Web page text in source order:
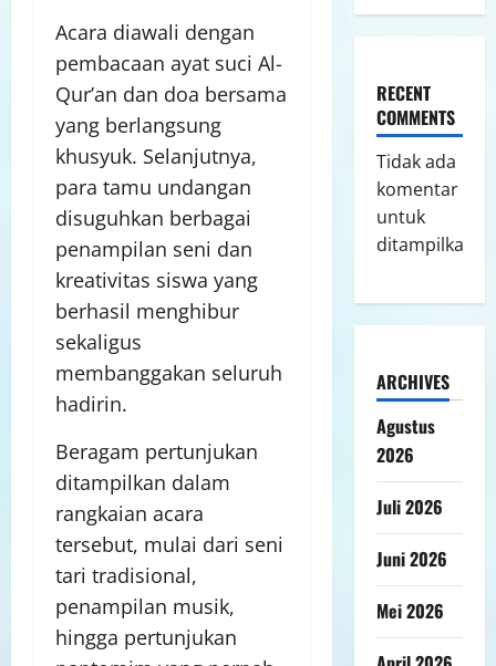
Acara diawali dengan
pembacaan ayat suci Al-
Qur’an dan doa bersama
yang berlangsung
khusyuk. Selanjutnya,
para tamu undangan
disuguhkan berbagai
penampilan seni dan
kreativitas siswa yang
berhasil menghibur
sekaligus
membanggakan seluruh
hadirin.
Beragam pertunjukan
ditampilkan dalam
rangkaian acara
tersebut, mulai dari seni
tari tradisional,
penampilan musik,
hingga pertunjukan
RECENT
COMMENTS
Tidak ada
komentar
untuk
ditampilkan.
ARCHIVES
Agustus
2026
Juli 2026
Juni 2026
Mei 2026